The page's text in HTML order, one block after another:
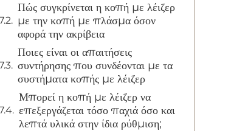
Πώς συγκρίνεται η κοπή με λέιζερ
με την κοπή με πλάσμα όσον
αφορά την ακρίβεια
Ποιες είναι οι απαιτήσεις
συντήρησης που συνδέονται με τα
συστήματα κοπής με λέιζερ
Μπορεί η κοπή με λέιζερ να
επεξεργάζεται τόσο παχιά όσο και
λεπτά υλικά στην ίδια ρύθμιση;